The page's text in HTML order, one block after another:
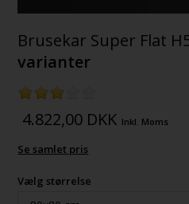
Brusekar Super Flat
varianter
4.822,00 DKK Inkl. Moms
Se samlet pris
Vælg størrelse